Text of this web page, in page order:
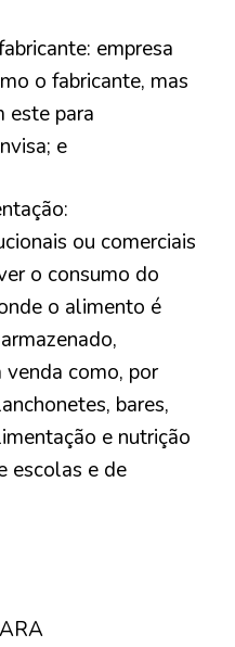
empresa
o fabricante, mas
este para
e
ou comerciais
o consumo do
o alimento é
como, por
bares,
e nutrição
escolas e de